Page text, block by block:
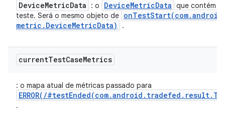
DeviceMetricData : o DeviceMetricData que contém
teste. Será o mesmo objeto de onTestStart(com.android
metric . DeviceMetricData) .
currentTestCaseMetrics
: o mapa atual de métricas passado para
ERROR(/
.